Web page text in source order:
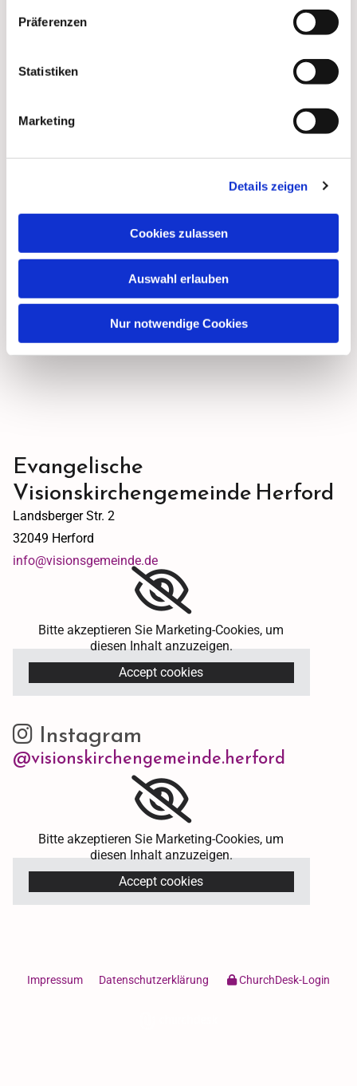
Präferenzen
Statistiken
Marketing
Details zeigen
Cookies zulassen
Auswahl erlauben
Nur notwendige Cookies
Evangelische
Visionskirchengemeinde Herford
Landsberger Str. 2
32049 Herford
info@visionsgemeinde.de
Bitte akzeptieren Sie Marketing-Cookies, um
diesen Inhalt anzuzeigen.
Accept cookies
 Instagram
@visionskirchengemeinde.herford
Bitte akzeptieren Sie Marketing-Cookies, um
diesen Inhalt anzuzeigen.
Accept cookies
Impressum Datenschutzerklärung ChurchDesk-Login